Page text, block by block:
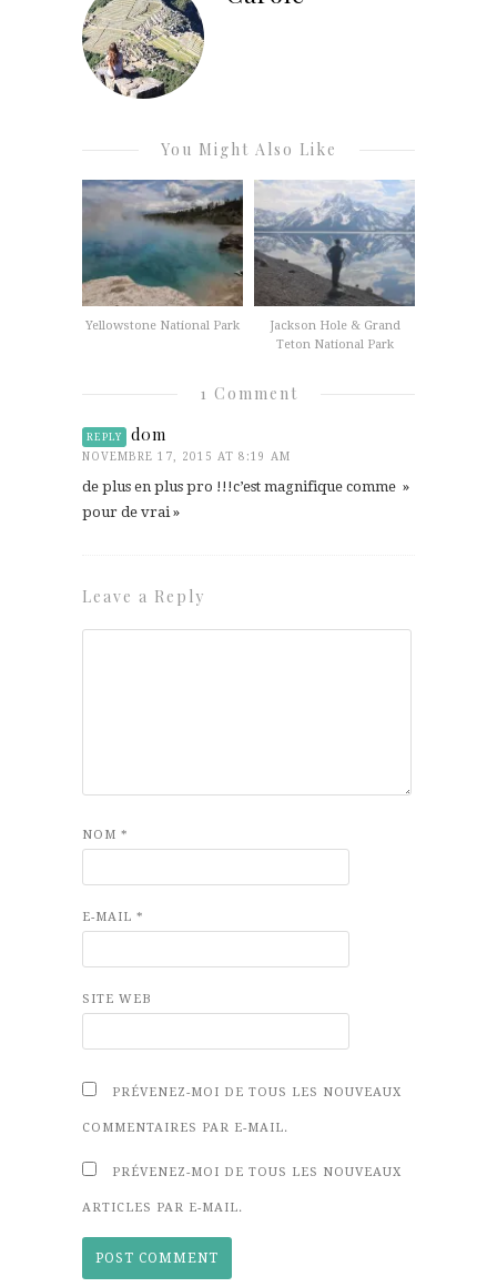
You Might Also Like
Yellowstone National Park
Jackson Hole & Grand
Teton National Park
1 Comment
REPLY d0m
NOVEMBRE 17, 2015 AT 8:19 AM
de plus en plus pro !!!c’est magnifique comme »
pour de vrai »
Leave a Reply
NOM *
E-MAIL *
SITE WEB
PRÉVENEZ-MOI DE TOUS LES NOUVEAUX
COMMENTAIRES PAR E-MAIL.
PRÉVENEZ-MOI DE TOUS LES NOUVEAUX
ARTICLES PAR E-MAIL.